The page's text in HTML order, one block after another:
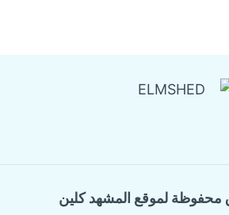
محفوظة لموقع المشهد كلين